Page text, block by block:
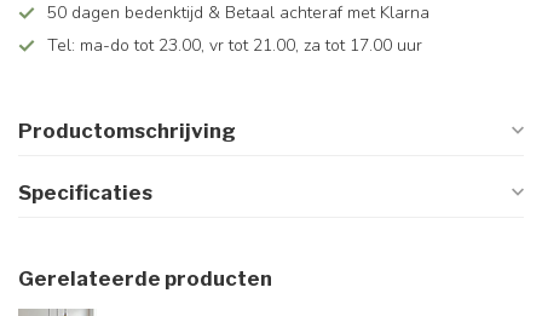
50 dagen bedenktijd & Betaal achteraf met Klarna
Tel: ma-do tot 23.00, vr tot 21.00, za tot 17.00 uur
Productomschrijving
Specificaties
Gerelateerde producten